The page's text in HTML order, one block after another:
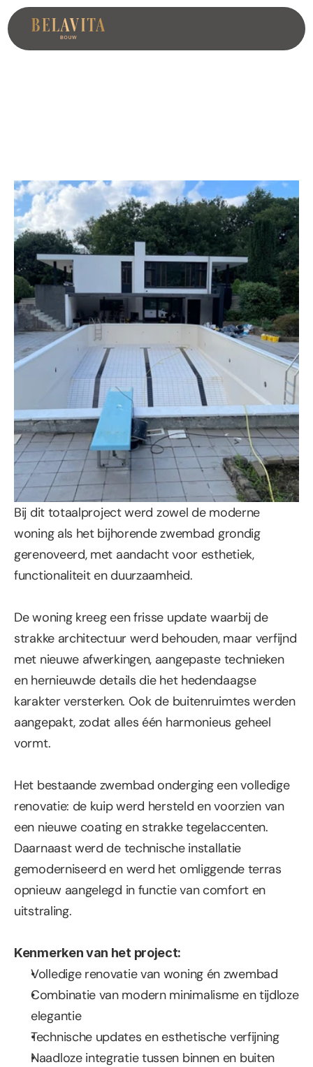
Bij dit totaalproject werd zowel de moderne
woning als het bijhorende zwembad grondig
gerenoveerd, met aandacht voor esthetiek,
functionaliteit en duurzaamheid.
De woning kreeg een frisse update waarbij de
strakke architectuur werd behouden, maar verfijnd
met nieuwe afwerkingen, aangepaste technieken
en hernieuwde details die het hedendaagse
karakter versterken. Ook de buitenruimtes werden
aangepakt, zodat alles één harmonieus geheel
vormt.
Het bestaande zwembad onderging een volledige
renovatie: de kuip werd hersteld en voorzien van
een nieuwe coating en strakke tegelaccenten.
Daarnaast werd de technische installatie
gemoderniseerd en werd het omliggende terras
opnieuw aangelegd in functie van comfort en
uitstraling.
Kenmerken van het project:
Volledige renovatie van woning én zwembad
Combinatie van modern minimalisme en tijdloze
elegantie
Technische updates en esthetische verfijning
Naadloze integratie tussen binnen en buiten